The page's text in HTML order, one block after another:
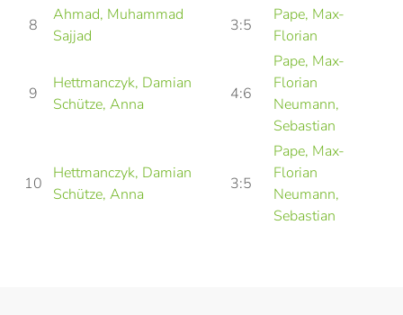
8
Ahmad, Muhammad
Sajjad
3:5
Pape, Max-
Florian
9
Hettmanczyk, Damian
Schütze, Anna
4:6
Pape, Max-
Florian
Neumann,
Sebastian
10
Hettmanczyk, Damian
Schütze, Anna
3:5
Pape, Max-
Florian
Neumann,
Sebastian